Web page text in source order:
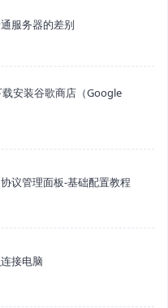
服务器的差别
安装谷歌商店（Google
议管理面板-基础配置教程
接电脑